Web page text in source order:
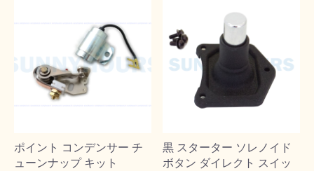
ポイント コンデンサー チ
ューンナップ キット
黒 スターター ソレノイド
ボタン ダイレクト スイッ